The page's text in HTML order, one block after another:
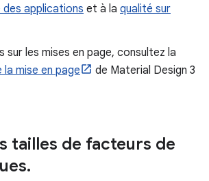
applications et à la qualité sur
sur les mises en page, consultez la
mise en page
de Material Design 3
tailles de facteurs de
.